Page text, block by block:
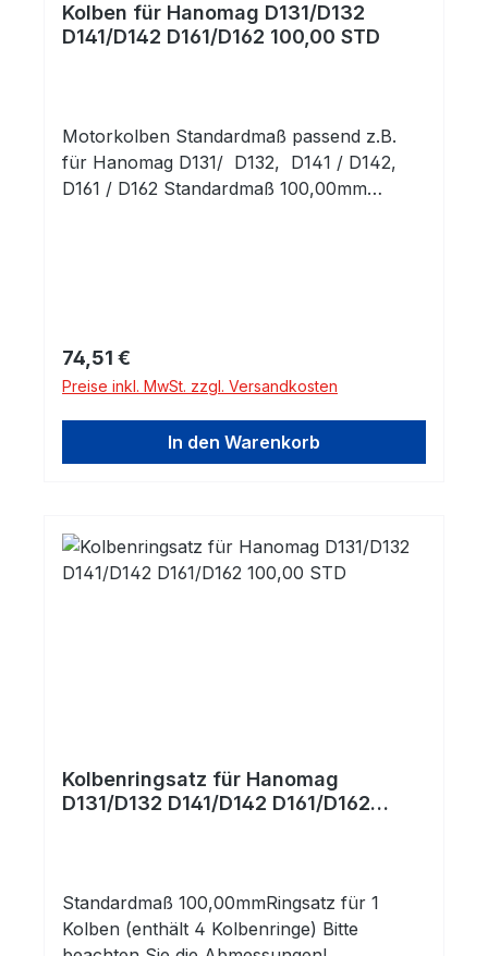
Kolben für Hanomag D131/D132
D141/D142 D161/D162 100,00 STD
Motorkolben Standardmaß passend z.B.
für Hanomag D131/ D132, D141 / D142,
D161 / D162 Standardmaß 100,00mm
Regulärer Preis:
74,51 €
Preise inkl. MwSt. zzgl. Versandkosten
In den Warenkorb
Kolbenringsatz für Hanomag
D131/D132 D141/D142 D161/D162
Standardmaß 100,00mmRingsatz für 1
Kolben (enthält 4 Kolbenringe) Bitte